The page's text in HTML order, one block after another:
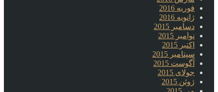
فوریه 2016
ژانویه 2016
دسامبر 2015
نوامبر 2015
اکتبر 2015
سپتامبر 2015
آگوست 2015
جولای 2015
ژوئن 2015